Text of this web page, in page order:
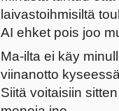
laivastoihmisiltä
AI ehket pois joo
Ma-ilta ei käy
viinanotto
Siitä voitaisiin